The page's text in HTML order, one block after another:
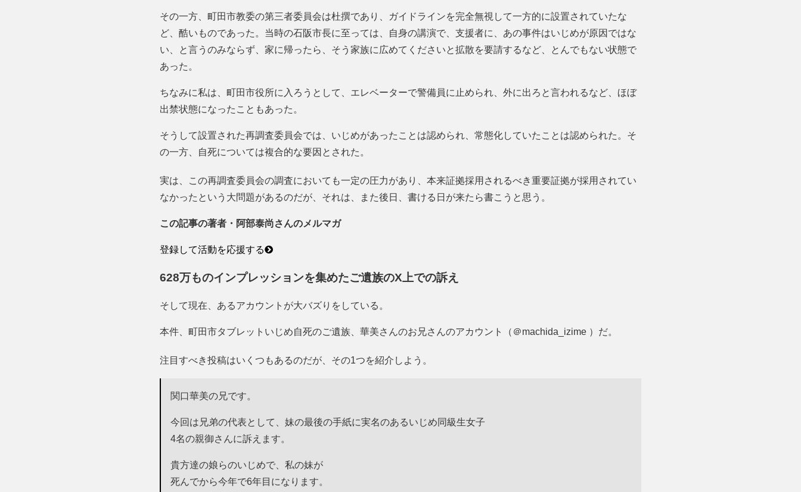
その一方、町田市教委の第三者委員会は杜撰であり、ガイドラインを完全無視して一方的に設置されていたな
ど、酷いものであった。当時の石阪市長に至っては、自身の講演で、支援者に、あの事件はいじめが原因ではな
い、と言うのみならず、家に帰ったら、そう家族に広めてくださいと拡散を要請するなど、とんでもない状態で
あった。
ちなみに私は、町田市役所に入ろうとして、エレベーターで警備員に止められ、外に出ろと言われるなど、ほぼ
出禁状態になったこともあった。
そうして設置された再調査委員会では、いじめがあったことは認められ、常態化していたことは認められた。そ
の一方、自死については複合的な要因とされた。
実は、この再調査委員会の調査においても一定の圧力があり、本来証拠採用されるべき重要証拠が採用されてい
なかったという大問題があるのだが、それは、また後日、書ける日が来たら書こうと思う。
この記事の著者・阿部泰尚さんのメルマガ
登録して活動を応援する
628万ものインプレッションを集めたご遺族のX上での訴え
そして現在、あるアカウントが大バズりをしている。
本件、町田市タブレットいじめ自死のご遺族、華美さんのお兄さんのアカウント（＠machida_izime ）だ。
注目すべき投稿はいくつもあるのだが、その1つを紹介しよう。
関口華美の兄です。
今回は兄弟の代表として、妹の最後の手紙に実名のあるいじめ同級生女子
4名の親御さんに訴えます。
貴方達の娘らのいじめで、私の妹が
死んでから今年で6年目になります。